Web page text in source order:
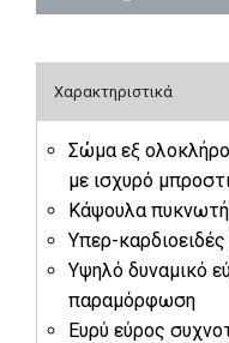
Χαρακτηριστικά
Σώμα εξ
με ισχυρό
Κάψουλα πυκνωτή
Υπερ-
Υψηλό δυναμικό
παραμόρφωση
Ευρύ εύρος